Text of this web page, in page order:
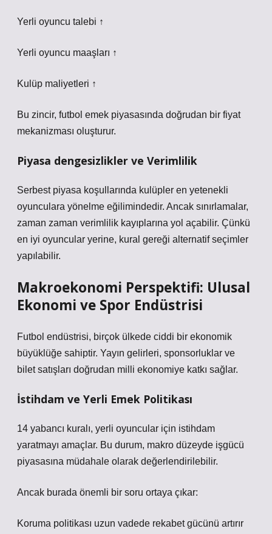
Yerli oyuncu talebi ↑
Yerli oyuncu maaşları ↑
Kulüp maliyetleri ↑
Bu zincir, futbol emek piyasasında doğrudan bir fiyat
mekanizması oluşturur.
Piyasa dengesizlikler ve Verimlilik
Serbest piyasa koşullarında kulüpler en yetenekli
oyunculara yönelme eğilimindedir. Ancak sınırlamalar,
zaman zaman verimlilik kayıplarına yol açabilir. Çünkü
en iyi oyuncular yerine, kural gereği alternatif seçimler
yapılabilir.
Makroekonomi Perspektifi: Ulusal
Ekonomi ve Spor Endüstrisi
Futbol endüstrisi, birçok ülkede ciddi bir ekonomik
büyüklüğe sahiptir. Yayın gelirleri, sponsorluklar ve
bilet satışları doğrudan milli ekonomiye katkı sağlar.
İstihdam ve Yerli Emek Politikası
14 yabancı kuralı, yerli oyuncular için istihdam
yaratmayı amaçlar. Bu durum, makro düzeyde işgücü
piyasasına müdahale olarak değerlendirilebilir.
Ancak burada önemli bir soru ortaya çıkar:
Koruma politikası uzun vadede rekabet gücünü artırır